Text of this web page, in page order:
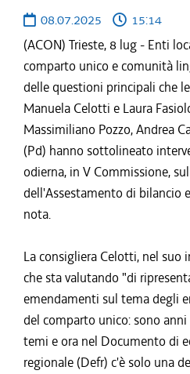
08.07.2025
15:14
(ACON) Trieste, 8 lug - Enti
comparto unico e comunità
delle questioni principali che
Manuela Celotti e Laura
Massimiliano Pozzo, Andrea
(Pd) hanno sottolineato
odierna, in V Commissione,
dell'Assestamento di bilancio
nota.
La consigliera Celotti, nel suo
che sta valutando "di
emendamenti sul tema degli
del comparto unico: sono
temi e ora nel Documento di
regionale (Defr) c'è solo una